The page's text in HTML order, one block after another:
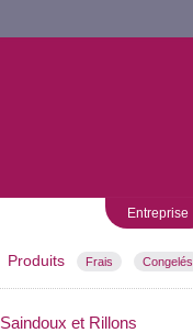
Entreprise
Produits Frais Congelés
Saindoux et Rillons